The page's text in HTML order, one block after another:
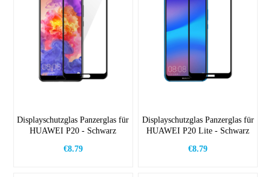
Displayschutzglas Panzerglas für
HUAWEI P20 - Schwarz
€8.79
Displayschutzglas Panzerglas für
HUAWEI P20 Lite - Schwarz
€8.79